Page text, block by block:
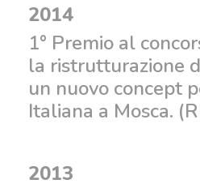
2014
1° Premio al
la ristrutturazione
un nuovo concept
Italiana a Mosca.
2013